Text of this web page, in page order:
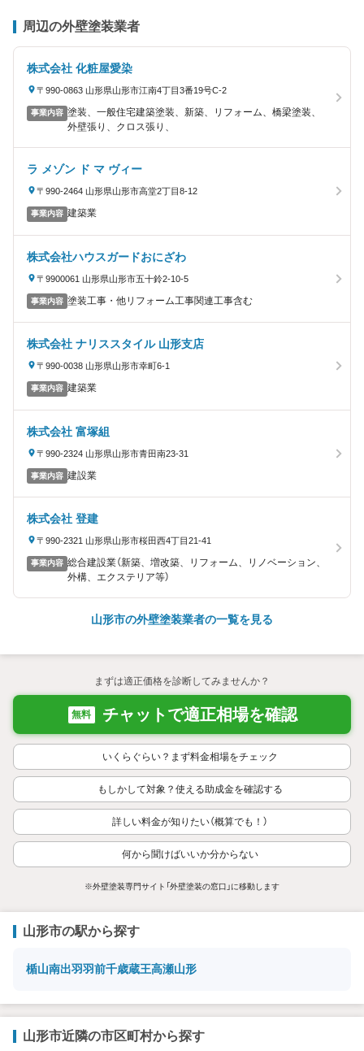
周辺の外壁塗装業者
株式会社 化粧屋愛染
〒990-0863 山形県山形市江南4丁目3番19号C-2
事業内容 塗装、一般住宅建築塗装、新築、リフォーム、橋梁塗装、
外壁張り、クロス張り、
ラ メゾン ド マ ヴィー
〒990-2464 山形県山形市高堂2丁目8-12
事業内容 建築業
株式会社ハウスガードおにざわ
〒9900061 山形県山形市五十鈴2-10-5
事業内容 塗装工事・他リフォーム工事関連工事含む
株式会社 ナリススタイル 山形支店
〒990-0038 山形県山形市幸町6-1
事業内容 建築業
株式会社 富塚組
〒990-2324 山形県山形市青田南23-31
事業内容 建設業
株式会社 登建
〒990-2321 山形県山形市桜田西4丁目21-41
事業内容 総合建設業（新築、増改築、リフォーム、リノベーション、
外構、エクステリア等）
山形市の外壁塗装業者の一覧を見る
まずは適正価格を診断してみませんか？
無料 チャットで適正相場を確認
いくらぐらい？まず料金相場をチェック
もしかして対象？使える助成金を確認する
詳しい料金が知りたい（概算でも！）
何から聞けばいいか分からない
※外壁塗装専門サイト「外壁塗装の窓口」に移動します
山形市の駅から探す
楯山南出羽羽前千歳蔵王高瀬山形
山形市近隣の市区町村から探す